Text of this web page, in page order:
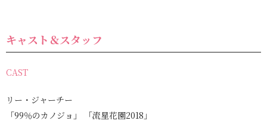
キャスト＆スタッフ
CAST
リー・ジャーチー
「99％のカノジョ」 「流星花園2018」